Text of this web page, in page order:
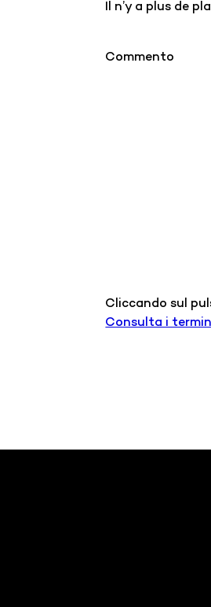
Il n’y a plus de
Commento
Cliccando sul
Consulta i